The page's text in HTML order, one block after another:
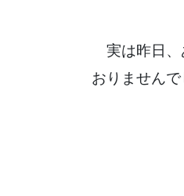
実は昨日、
おりませんで